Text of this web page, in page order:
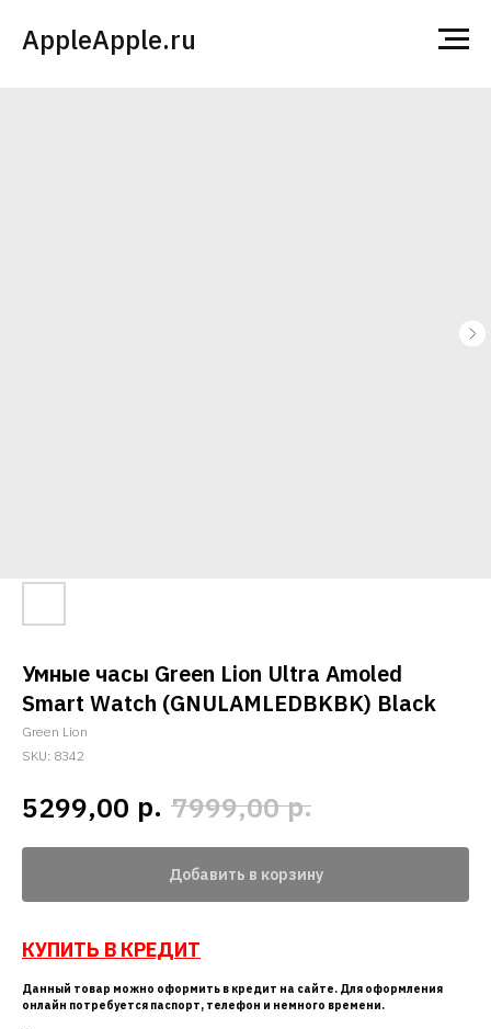
AppleApple.ru
Умные часы Green Lion Ultra Amoled
Smart Watch (GNULAMLEDBKBK) Black
Green Lion
SKU: 8342
5299,00 р. 7999,00 р.
Добавить в корзину
КУПИТЬ В КРЕДИТ
Данный товар можно оформить в кредит на сайте. Для оформления
онлайн потребуется паспорт, телефон и немного времени.